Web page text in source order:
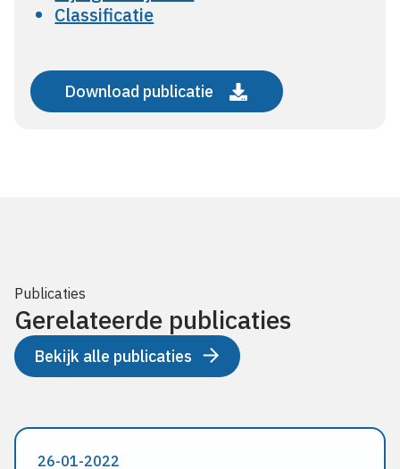
Classificatie
Download publicatie
Publicaties
Gerelateerde publicaties
Bekijk alle publicaties
26-01-2022